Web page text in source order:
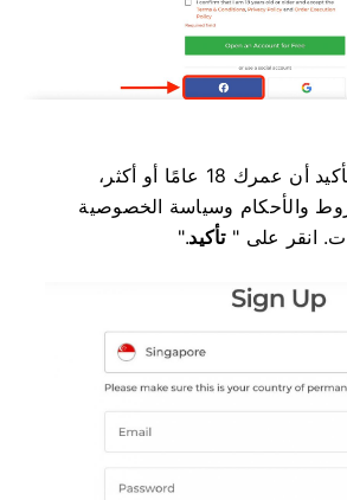
سيُطلب منك حينها تأكيد أن عمرك 18 عامًا أو أكثر،
والأحكام وسياسة الخصوصية
انقر على "تأكيد".